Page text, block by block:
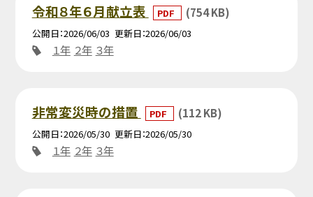
令和８年６月献立表 PDF (754 KB)
公開日 2026/06/03 更新日 2026/06/03
１年 ２年 ３年
非常変災時の措置 PDF (112 KB)
公開日 2026/05/30 更新日 2026/05/30
１年 ２年 ３年